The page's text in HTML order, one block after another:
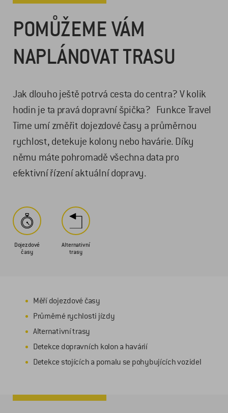
POMŮŽEME VÁM
NAPLÁNOVAT TRASU
Jak dlouho ještě potrvá cesta do centra? V kolik
hodin je ta pravá dopravní špička? Funkce Travel
Time umí změřit dojezdové časy a průměrnou
rychlost, detekuje kolony nebo havárie. Díky
němu máte pohromadě všechna data pro
efektivní řízení aktuální dopravy.
Dojezdové
časy
Alternativní
trasy
Měří dojezdové časy
Průměrné rychlosti jízdy
Alternativní trasy
Detekce dopravních kolon a havárií
Detekce stojících a pomalu se pohybujících vozidel